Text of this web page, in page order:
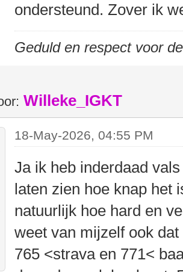
ondersteund. Zover ik
Geduld en respect voor
Willeke_IGKT
18-May-2026, 04:55 PM
Ja ik heb inderdaad
laten zien hoe knap het
natuurlijk hoe hard en
weet van mijzelf ook
765 <strava en 771<